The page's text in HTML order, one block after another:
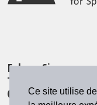
Ce site utilise
Folgen Sie uns